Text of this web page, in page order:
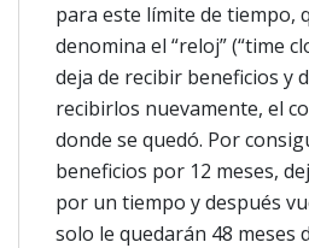
para este límite de tiempo,
denomina el “reloj” (“time
deja de recibir beneficios y
recibirlos nuevamente, el
donde se quedó. Por
beneficios por 12 meses,
por un tiempo y después
solo le quedarán 48 meses